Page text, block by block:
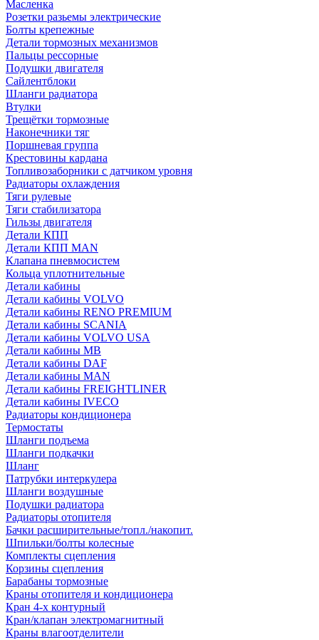
Масленка
Розетки разьемы электрические
Болты крепежные
Детали тормозных механизмов
Пальцы рессорные
Подушки двигателя
Сайлентблоки
Шланги радиатора
Втулки
Трещётки тормозные
Наконечники тяг
Поршневая группа
Крестовины кардана
Топливозаборники с датчиком уровня
Радиаторы охлаждения
Тяги рулевые
Тяги стабилизатора
Гильзы двигателя
Детали КПП
Детали КПП MAN
Клапана пневмосистем
Кольца уплотнительные
Детали кабины
Детали кабины VOLVO
Детали кабины RENO PREMIUM
Детали кабины SCANIA
Детали кабины VOLVO USA
Детали кабины MB
Детали кабины DAF
Детали кабины MAN
Детали кабины FREIGHTLINER
Детали кабины IVECO
Радиаторы кондиционера
Термостаты
Шланги подъема
Шланги подкачки
Шланг
Патрубки интеркулера
Шланги воздушные
Подушки радиатора
Радиаторы отопителя
Бачки расширительные/топл./накопит.
Шпильки/болты колесные
Комплекты сцепления
Корзины сцепления
Барабаны тормозные
Краны отопителя и кондиционера
Кран 4-х контурный
Кран/клапан электромагнитный
Краны влагоотделители